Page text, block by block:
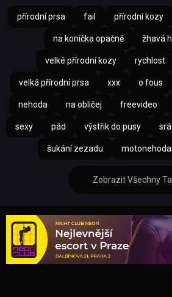
přírodní prsa fail přírodní kozy
na koníčka opačně žhavá
velké přírodní kozy rychlost
velká přírodní prsa xxx o fous
nehoda na obličej freevideo
sexy pád výstřik do pusy
šukání zezadu motonehoda
Zobrazit Všechny